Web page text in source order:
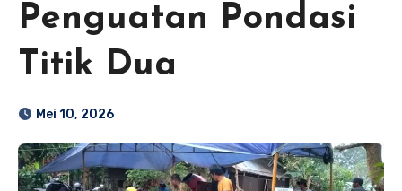
Penguatan Pondasi
Titik Dua
Mei 10, 2026